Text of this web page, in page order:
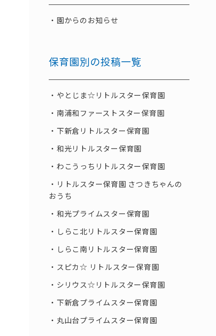
園からのお知らせ
保育園別の投稿一覧
やとじま☆リトルスター保育園
南浦和ファーストスター保育園
下新倉リトルスター保育園
和光リトルスター保育園
わこうっちリトルスター保育園
リトルスター保育園 さつきちゃんの
おうち
和光プライムスター保育園
しらこ北リトルスター保育園
しらこ南リトルスター保育園
スピカ☆ リトルスター保育園
シリウス☆リトルスター保育園
下新倉プライムスター保育園
丸山台プライムスター保育園